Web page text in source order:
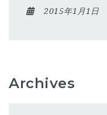
2015年1月1日
Archives